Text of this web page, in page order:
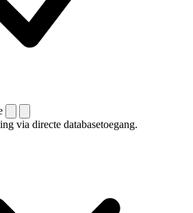
via directe databasetoegang.